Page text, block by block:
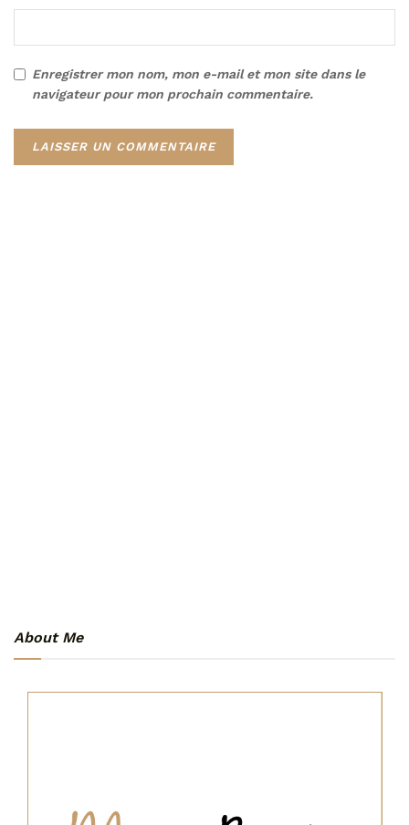
Enregistrer mon nom, mon e-mail et mon site dans le
navigateur pour mon prochain commentaire.
About Me